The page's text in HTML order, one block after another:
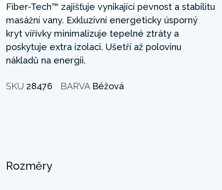
Fiber-Tech™ zajišťuje vynikající pevnost a stabilitu
masážní vany. Exkluzivní energeticky úsporný
kryt vířivky minimalizuje tepelné ztráty a
poskytuje extra izolaci. Ušetří až polovinu
nákladů na energii.
SKU 28476 BARVA Béžová
Rozměry